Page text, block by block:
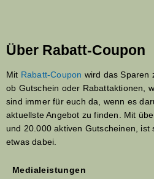
Über Rabatt-Coupon
Mit Rabatt-Coupon wird das Sparen
ob Gutschein oder Rabattaktionen,
sind immer für euch da, wenn es
aktuellste Angebot zu finden. Mit
und 20.000 aktiven Gutscheinen, ist
etwas dabei.
Medialeistungen